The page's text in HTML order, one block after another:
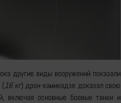
другие виды вооружений показали
(16 кг) дрон-камикадзе доказал свою
включая основные боевые танки и